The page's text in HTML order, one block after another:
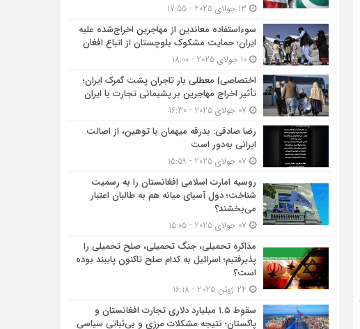
سوءاستفاده معاندین از مهاجرین اخراج‌شده علیه
ایران؛ حمایت مشکوک بلوچستان از اتباع افغان
10 جولای 2025 - 18:00
اختصاصی| معطلی بار تاجران پشت گمرک ایران؛
تأثیر اخراج مهاجرین بر پشیمانی تجارت با ایران
رضا صادقی: بدرقه میهمان با توهین، از اصالت
ایرانی به‌دور است
روسیه امارت اسلامی افغانستان را به رسمیت
شناخت؛ دول آسیای میانه هم به طالبان اعتبار
می‎‌بخشند؟
مذاکره تحمیلی، جنگ تحمیلی، صلح تحمیلی را
پذیرفتیم؛ اسرائیل به کدام صلح تاکنون پایبند بوده
است؟
سقوط ۱.۵ میلیارد دلاری تجارت افغانستان و
پاکستان؛ نتیجه مشکلات مرزی و بی‌ثباتی سیاسی